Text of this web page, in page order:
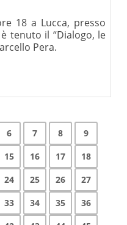
18 a Lucca, presso
tenuto il “Dialogo, le
Pera.
6 7 8
9
15 16 17
18
24 25 26
27
33 34 35
36